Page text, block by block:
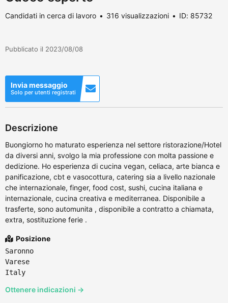
Candidati in cerca di lavoro 316 visualizzazioni ID: 85732
Pubblicato il 2023/08/08
Invia messaggio
Solo per utenti registrati
Descrizione
Buongiorno ho maturato esperienza nel settore ristorazione/Hotel
da diversi anni, svolgo la mia professione con molta passione e
dedizione. Ho esperienza di cucina vegan, celiaca, arte bianca e
panificazione, cbt e vasocottura, catering sia a livello nazionale
che internazionale, finger, food cost, sushi, cucina italiana e
internazionale, cucina creativa e mediterranea. Disponibile a
trasferte, sono automunita , disponibile a contratto a chiamata,
extra, sostituzione ferie .
Posizione
Saronno
Varese
Italy
Ottenere indicazioni →